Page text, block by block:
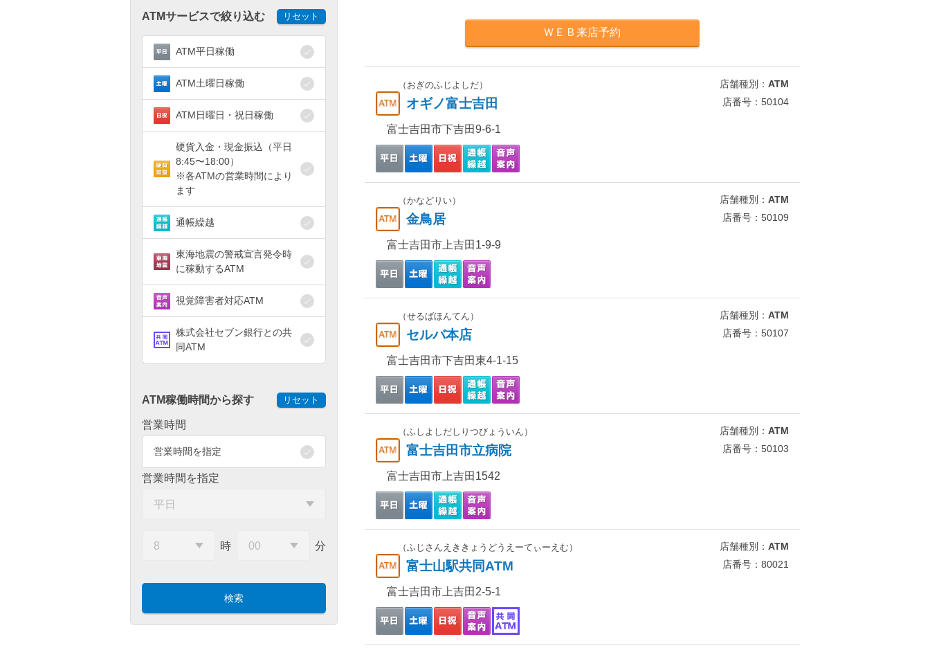
ATMサービスで絞り込む リセット
ATM平日稼働
ATM土曜日稼働
ATM日曜日・祝日稼働
硬貨入金・現金振込（平日
8:45〜18:00）
※各ATMの営業時間により
ます
通帳繰越
東海地震の警戒宣言発令時
に稼動するATM
視覚障害者対応ATM
株式会社セブン銀行との共
同ATM
ATM稼働時間から探す リセット
営業時間
営業時間を指定
営業時間を指定
時 分
ＷＥＢ来店予約
（おぎのふじよしだ）
オギノ富士吉田
店舗種別： ATM
店番号：50104
富士吉田市下吉田9-6-1
（かなどりい）
金鳥居
店舗種別： ATM
店番号：50109
富士吉田市上吉田1-9-9
（せるばほんてん）
セルバ本店
店舗種別： ATM
店番号：50107
富士吉田市下吉田東4-1-15
（ふしよしだしりつびょういん）
富士吉田市立病院
店舗種別： ATM
店番号：50103
富士吉田市上吉田1542
（ふじさんえききょうどうえーてぃーえむ）
富士山駅共同ATM
店舗種別： ATM
店番号：80021
富士吉田市上吉田2-5-1